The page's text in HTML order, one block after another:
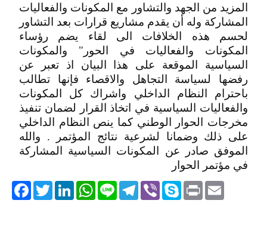
المزيد من الجهد والتشاور مع المكونات والفعاليات
المشاركة وله أن يقدم مشاريع قرارات بعد التشاور
لحسم هذه الخلافات الى لقاء يضم رؤساء
المكونات والفعاليات في الحور" والمكونات
السياسية الموقعة على هذا البيان اذ تعبر عن
رفضها لسياسة التجاهل والاقصاء فإنها تطالب
باحترام النظام الداخلي واشراك كل المكونات
والفعاليات السياسية في اتخاذ القرار لضمان تنفيذ
مخرجات الحوار الوطني كما ينص النظام الداخلي
على ذلك وضمانا لشرعية نتائج المؤتمر . والله
الموفق صادر عن المكونات السياسية المشاركة
في مؤتمر الحوار
TwitterLinkedIn
WhatsApp Line
Telegram ViberSkype PrintEmail